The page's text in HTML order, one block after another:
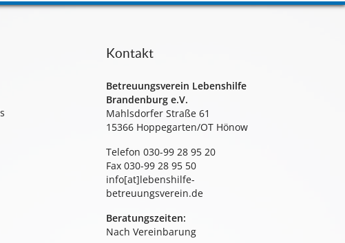
Kontakt
Betreuungsverein Lebenshilfe
Brandenburg e.V.
Mahlsdorfer Straße 61
15366 Hoppegarten/OT Hönow
Telefon 030-99 28 95 20
Fax 030-99 28 95 50
info[at]lebenshilfe-
betreuungsverein.de
Beratungszeiten:
Nach Vereinbarung